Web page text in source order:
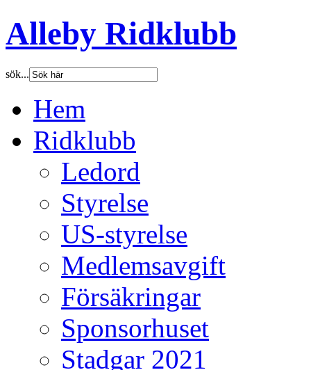
Alleby Ridklubb
sök...
Hem
Ridklubb
Ledord
Styrelse
US-styrelse
Medlemsavgift
Försäkringar
Sponsorhuset
Stadgar 2021